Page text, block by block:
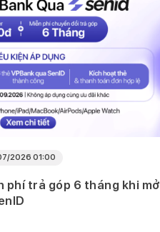
2026 01:00
phí trả góp 6 tháng khi mở